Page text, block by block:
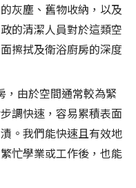
灰塵、舊物收納，以及
的清潔人員對於這類空
擦拭及衛浴廚房的深度
，由於空間通常較為緊
調快速，容易累積表面
。我們能快速且有效地
忙學業或工作後，也能